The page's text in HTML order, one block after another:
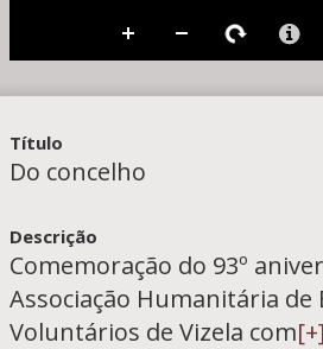
Título
Do concelho
Descrição
Comemoração do 93º
Associação Humanitária de
Voluntários de Vizela com[+]